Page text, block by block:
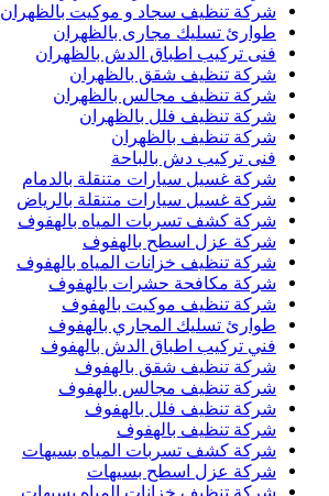
شركة تنظيف سجاد و موكيت بالظهران
طوارئ تسليك مجارى بالظهران
فنى تركيب اطباق الدش بالظهران
شركة تنظيف شقق بالظهران
شركة تنظيف مجالس بالظهران
شركة تنظيف فلل بالظهران
شركة تنظيف بالظهران
فنى تركيب دش بالباحة
شركة غسيل سيارات متنقلة بالدمام
شركة غسيل سيارات متنقلة بالرياض
شركة كشف تسربات المياه بالهفوف
شركة عزل اسطح بالهفوف
شركة تنظيف خزانات المياه بالهفوف
شركة مكافحة حشرات بالهفوف
شركة تنظيف موكيت بالهفوف
طوارئ تسليك المجاري بالهفوف
فني تركيب اطباق الدش بالهفوف
شركة تنظيف شقق بالهفوف
شركة تنظيف مجالس بالهفوف
شركة تنظيف فلل بالهفوف
شركة تنظيف بالهفوف
شركة كشف تسربات المياه بسيهات
شركة عزل اسطح بسيهات